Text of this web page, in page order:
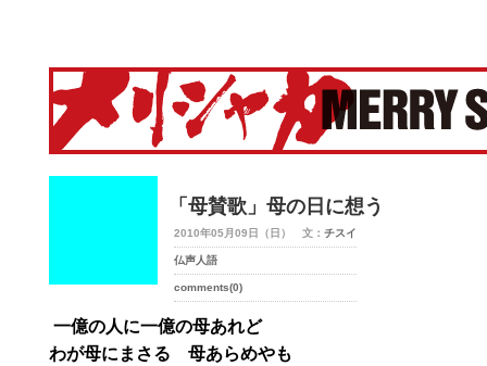
「母賛歌」母の日に想う
2010年05月09日（日） 文： チスイ
仏声人語
comments(0)
一億の人に一億の母あれど
わが母にまさる 母あらめやも